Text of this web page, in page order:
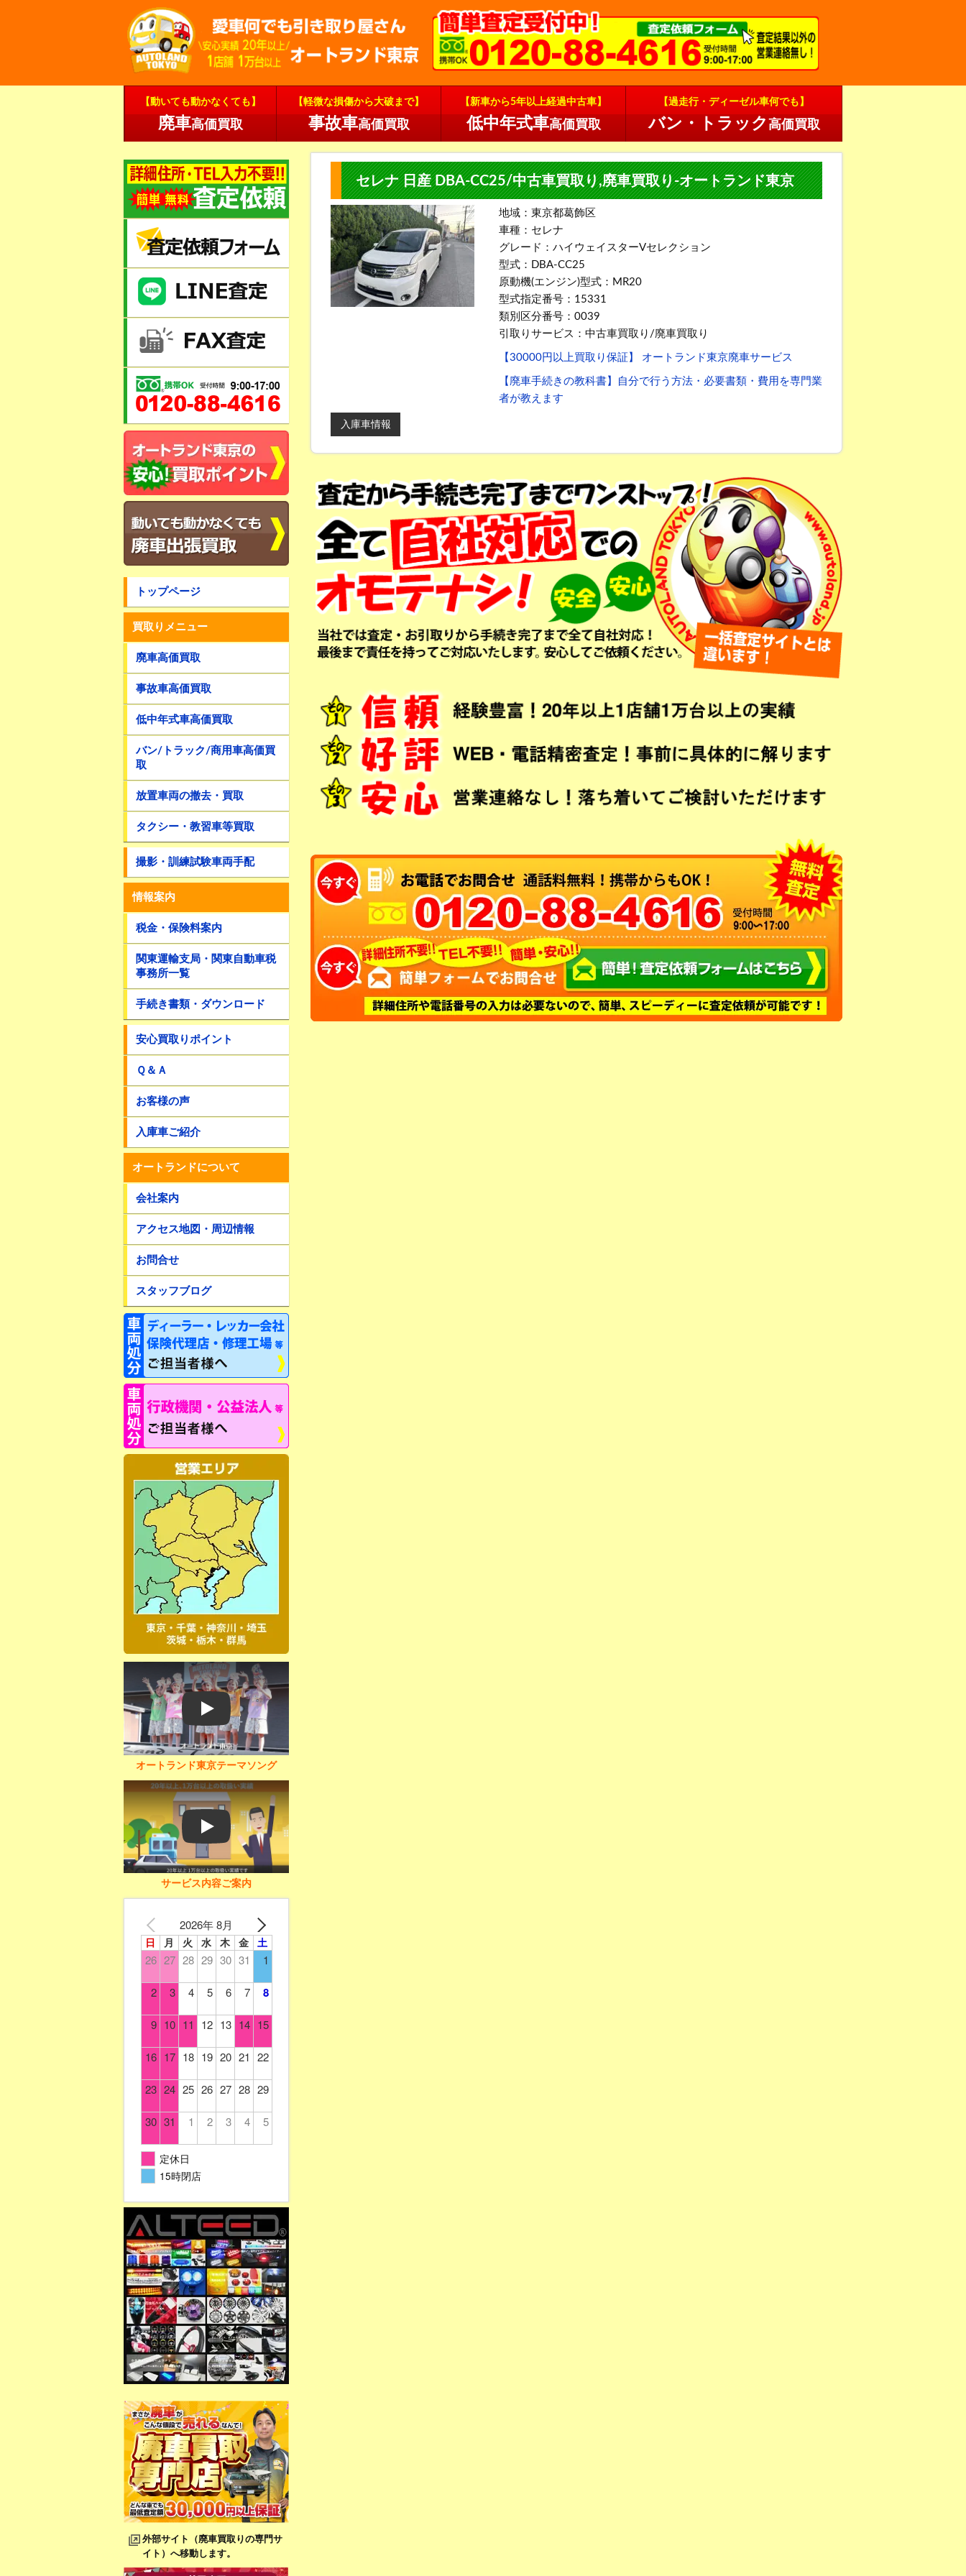
【動いても動かなくても】
廃車高価買取
【軽微な損傷から大破まで】
事故車高価買取
【新車から5年以上経過中古車】
低中年式車高価買取
【過走行・ディーゼル車何でも】
バン・トラック 高価買取
セレナ 日産 DBA-CC25/中古車買取り,廃車買取り-オートランド東京
地域：東京都葛飾区
車種：セレナ
グレード：ハイウェイスターVセレクション
型式：DBA-CC25
原動機(エンジン)型式：MR20
型式指定番号：15331
類別区分番号：0039
引取りサービス：中古車買取り/廃車買取り
【30000円以上買取り保証】 オートランド東京廃車サービス
【廃車手続きの教科書】自分で行う方法・必要書類・費用を専門業
者が教えます
入庫車情報
トップページ
買取りメニュー
廃車高価買取
事故車高価買取
低中年式車高価買取
バン/トラック/商用車高価買
取
放置車両の撤去・買取
タクシー・教習車等買取
撮影・訓練試験車両手配
情報案内
税金・保険料案内
関東運輸支局・関東自動車税
事務所一覧
手続き書類・ダウンロード
安心買取りポイント
Ｑ＆Ａ
お客様の声
入庫車ご紹介
オートランドについて
会社案内
アクセス地図・周辺情報
お問合せ
スタッフブログ
Play
オートランド東京テーマソング
Play
サービス内容ご案内
2026年 8月
日 月 火 水 木 金 土
26 27 28 29 30 31 1
2 3 4 5 6 7 8
9 10 11 12 13 14 15
16 17 18 19 20 21 22
23 24 25 26 27 28 29
30 31 1 2 3 4 5
定休日
15時閉店
外部サイト（廃車買取りの専門サ
イト）へ移動します。